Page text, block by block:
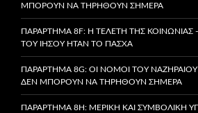
ΜΠΟΡΟΎΝ ΝΑ ΤΗΡΗΘΟΎΝ ΣΉΜΕΡΑ
ΠΑΡΆΡΤΗΜΑ 8F: Η ΤΕΛΕΤΉ ΤΗΣ ΚΟΙΝΩΝΊΑΣ
ΤΟΥ ΙΗΣΟΎ ΉΤΑΝ ΤΟ ΠΆΣΧΑ
ΠΑΡΆΡΤΗΜΑ 8G: ΟΙ ΝΌΜΟΙ ΤΟΥ ΝΑΖΗΡΑΊΟΥ
ΔΕΝ ΜΠΟΡΟΎΝ ΝΑ ΤΗΡΗΘΟΎΝ ΣΉΜΕΡΑ
ΠΑΡΆΡΤΗΜΑ 8H: ΜΕΡΙΚΉ ΚΑΙ ΣΥΜΒΟΛΙΚΉ